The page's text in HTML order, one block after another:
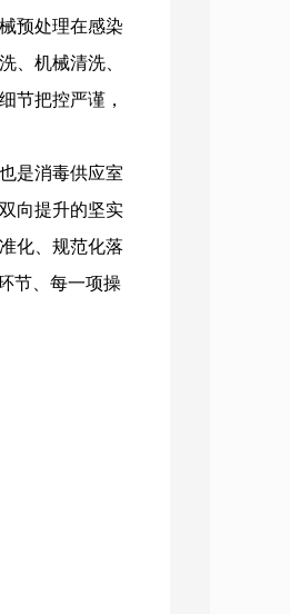
预处理在感染
、机械清洗、
节把控严谨，
是消毒供应室
向提升的坚实
化、规范化落
节、每一项操